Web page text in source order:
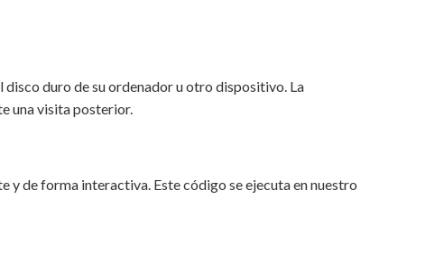
disco duro de su ordenador u otro dispositivo. La
una visita posterior.
y de forma interactiva. Este código se ejecuta en nuestro